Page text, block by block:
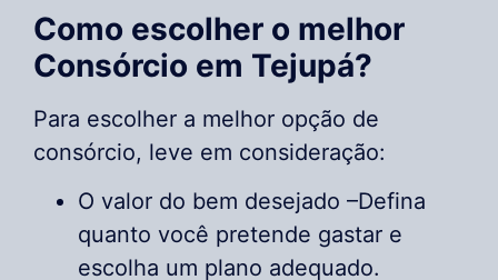
Como escolher o melhor
Consórcio em Tejupá?
Para escolher a melhor opção de
consórcio, leve em consideração:
O valor do bem desejado –Defina
quanto você pretende gastar e
escolha um plano adequado.